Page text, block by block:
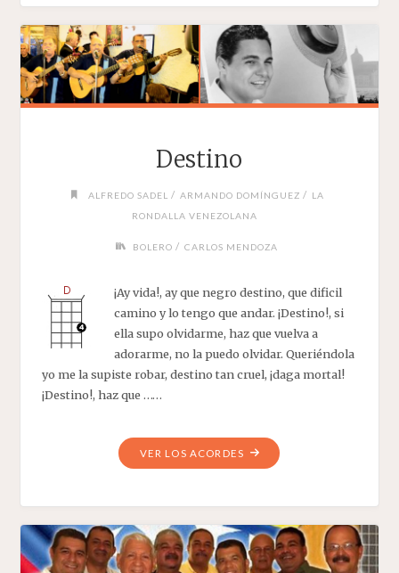
Destino
ALFREDO SADEL / ARMANDO DOMÍNGUEZ / LA
RONDALLA VENEZOLANA
BOLERO / CARLOS MENDOZA
¡Ay vida!, ay que negro destino, que dificil
camino y lo tengo que andar. ¡Destino!, si
ella supo olvidarme, haz que vuelva a
adorarme, no la puedo olvidar. Queriéndola
yo me la supiste robar, destino tan cruel, ¡daga mortal!
¡Destino!, haz que ……
VER LOS ACORDES"DESTINO"